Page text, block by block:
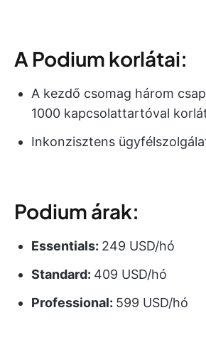
A Podium korlátai:
A kezdő csomag három
1000 kapcsolattartóval
Inkonzisztens
Podium árak:
Essentials: 249 USD/hó
Standard: 409 USD/hó
Professional: 599 USD/hó